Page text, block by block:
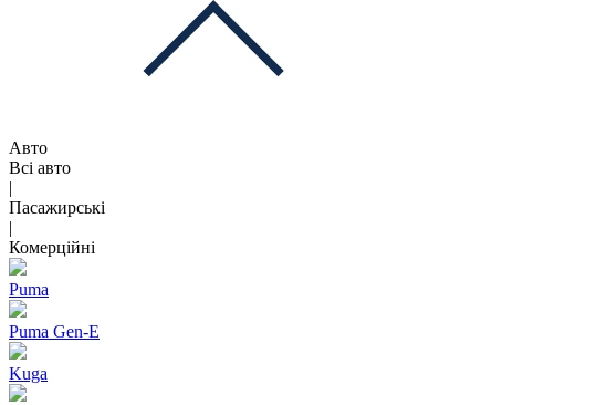
Авто
Всі авто
|
Пасажирські
|
Комерційні
Puma
Puma Gen‑E
Kuga